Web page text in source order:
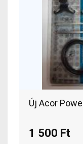
Új Acor
1 500 Ft